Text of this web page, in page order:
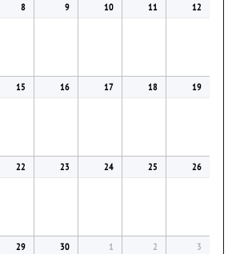
8 9 10 11 12
15 16 17 18 19
22 23 24 25 26
29 30 1 2 3